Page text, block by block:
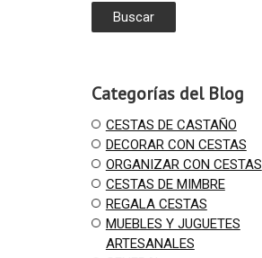
Categorías del Blog
CESTAS DE CASTAÑO
DECORAR CON CESTAS
ORGANIZAR CON CESTAS
CESTAS DE MIMBRE
REGALA CESTAS
MUEBLES Y JUGUETES
ARTESANALES